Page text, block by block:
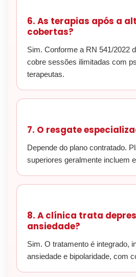
6. As terapias após a
cobertas?
Sim. Conforme a RN 541/2022
cobre sessões ilimitadas com
terapeutas.
7. O resgate
Depende do plano contratado.
superiores geralmente incluem
8. A clínica trata
ansiedade?
Sim. O tratamento é integrado,
ansiedade e bipolaridade, com